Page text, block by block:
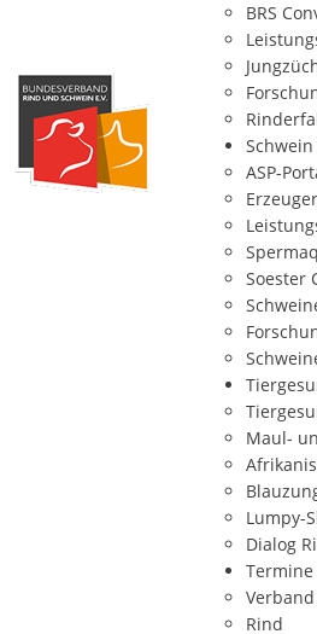
BRS
Schwein
ASP-
Soester
Maul-
Lumpy-
Dialog
Termine
Rind